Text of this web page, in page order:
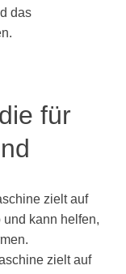
das
für
zielt auf
kann helfen,
zielt auf